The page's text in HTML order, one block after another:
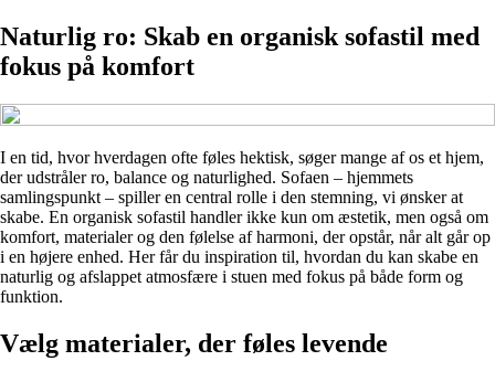
Naturlig ro: Skab en organisk sofastil med
fokus på komfort
I en tid, hvor hverdagen ofte føles hektisk, søger mange af os et hjem,
der udstråler ro, balance og naturlighed. Sofaen – hjemmets
samlingspunkt – spiller en central rolle i den stemning, vi ønsker at
skabe. En organisk sofastil handler ikke kun om æstetik, men også om
komfort, materialer og den følelse af harmoni, der opstår, når alt går op
i en højere enhed. Her får du inspiration til, hvordan du kan skabe en
naturlig og afslappet atmosfære i stuen med fokus på både form og
funktion.
Vælg materialer, der føles levende